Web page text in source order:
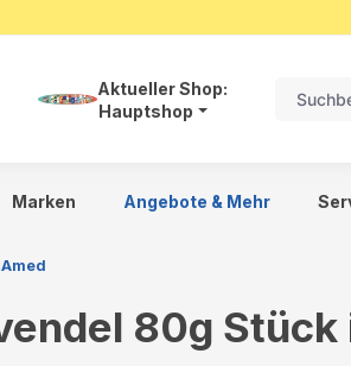
Aktueller Shop:
Hauptshop
Marken Angebote & Mehr
80g Stück